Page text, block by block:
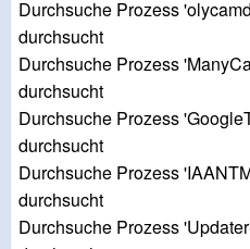
Durchsuche Prozess
durchsucht
Durchsuche Prozess
durchsucht
Durchsuche Prozess
durchsucht
Durchsuche Prozess
durchsucht
Durchsuche Prozess